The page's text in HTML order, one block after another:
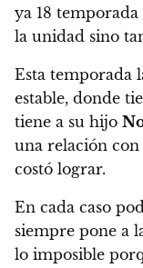
ya 18
la unidad sino
Esta temporada
estable, donde
tiene a su hijo
una relación con
costó lograr.
En cada caso
siempre pone a
lo imposible